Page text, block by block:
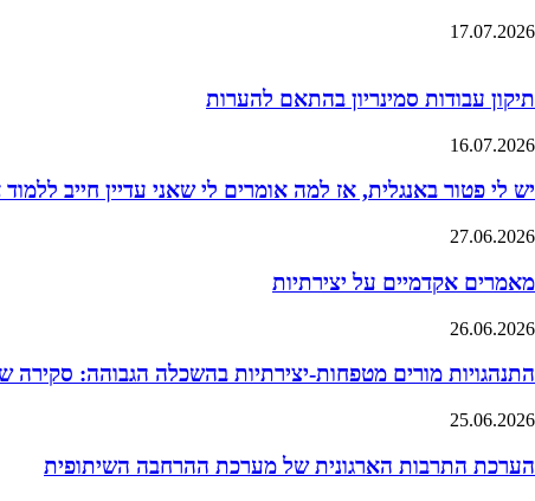
17.07.2026
תיקון עבודות סמינריון בהתאם להערות
16.07.2026
יש לי פטור באנגלית, אז למה אומרים לי שאני עדיין חייב ללמוד
27.06.2026
מאמרים אקדמיים על יצירתיות
26.06.2026
התנהגויות מורים מטפחות-יצירתיות בהשכלה הגבוהה: סקירה
25.06.2026
הערכת התרבות הארגונית של מערכת ההרחבה השיתופית